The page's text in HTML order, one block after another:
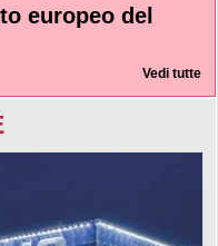
europeo del
Vedi tutte